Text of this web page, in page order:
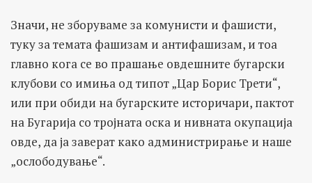
Значи, не зборуваме за комунисти и фашисти,
туку за темата фашизам и антифашизам, и тоа
главно кога се во прашање овдешните бугарски
клубови со имиња од типот „Цар Борис Трети“,
или при обиди на бугарските историчари, пактот
на Бугарија со тројната оска и нивната окупација
овде, да ја заверат како администрирање и наше
„ослободување“.